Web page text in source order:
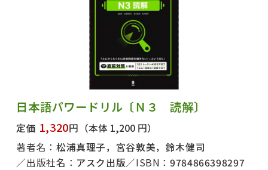
日本語パワードリル〔Ｎ３ 読解〕
定価 1,320円 （本体 1,200 円）
著者名： 松浦真理子，宮谷敦美，鈴木健司
出版社名： アスク出版 ISBN：9784866398297